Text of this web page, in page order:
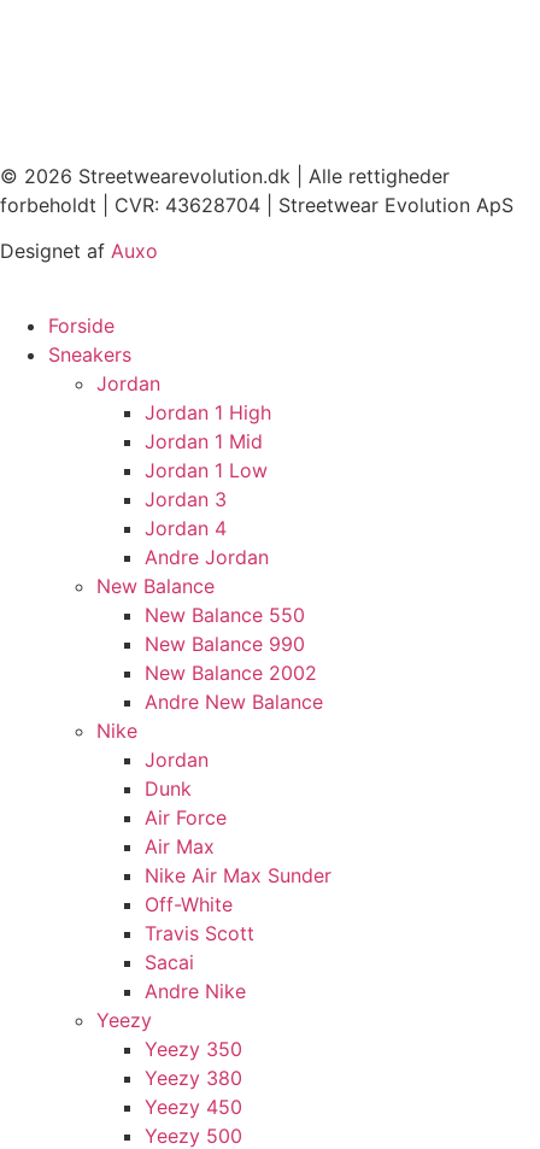
© 2026 Streetwearevolution.dk | Alle rettigheder
forbeholdt | CVR: 43628704 | Streetwear Evolution ApS
Designet af Auxo
Forside
Sneakers
Jordan
Jordan 1 High
Jordan 1 Mid
Jordan 1 Low
Jordan 3
Jordan 4
Andre Jordan
New Balance
New Balance 550
New Balance 990
New Balance 2002
Andre New Balance
Nike
Jordan
Dunk
Air Force
Air Max
Nike Air Max Sunder
Off-White
Travis Scott
Sacai
Andre Nike
Yeezy
Yeezy 350
Yeezy 380
Yeezy 450
Yeezy 500